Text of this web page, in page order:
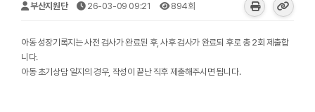
부산지원단 26-03-09 09:21 894회
아동 성장기록지는 사전 검사가 완료된 후, 사후 검사가 완료되 후로 총 2회 제출합
니다.
아동 초기상담 일지의 경우, 작성이 끝난 직후 제출해주시면 됩니다.